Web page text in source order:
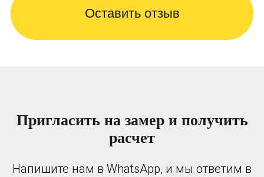
Оставить отзыв
Пригласить на замер и получить
расчет
Напишите нам в WhatsApp, и мы ответим в